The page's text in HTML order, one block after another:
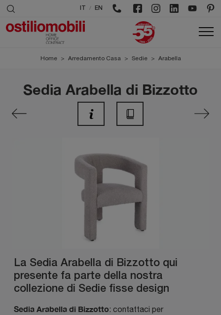
/ EN
Home > Arredamento Casa > Sedie > Arabella
Sedia Arabella di Bizzotto
La Sedia Arabella di Bizzotto qui
presente fa parte della nostra
collezione di Sedie fisse design
Sedia Arabella di Bizzotto: contattaci per